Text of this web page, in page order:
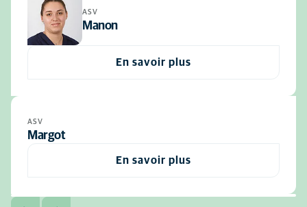
ASV
Manon
En savoir plus
ASV
Margot
En savoir plus